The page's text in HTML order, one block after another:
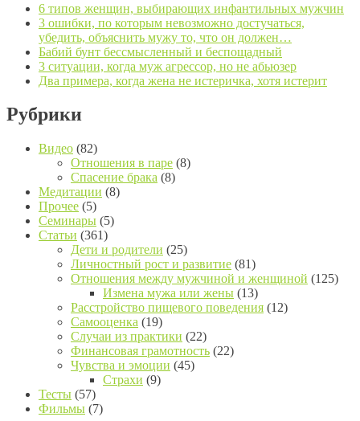
6 типов женщин, выбирающих инфантильных мужчин
3 ошибки, по которым невозможно достучаться,
убедить, объяснить мужу то, что он должен…
Бабий бунт бессмысленный и беспощадный
3 ситуации, когда муж агрессор, но не абьюзер
Два примера, когда жена не истеричка, хотя истерит
Рубрики
Видео (82)
Отношения в паре (8)
Спасение брака (8)
Медитации (8)
Прочее (5)
Семинары (5)
Статьи (361)
Дети и родители (25)
Личностный рост и развитие (81)
Отношения между мужчиной и женщиной (125)
Измена мужа или жены (13)
Расстройство пищевого поведения (12)
Самооценка (19)
Случаи из практики (22)
Финансовая грамотность (22)
Чувства и эмоции (45)
Страхи (9)
Тесты (57)
Фильмы (7)